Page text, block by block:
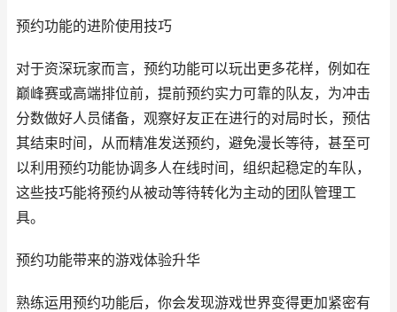
预约功能的进阶使用技巧
对于资深玩家而言，预约功能可以玩出更多花样，例如在
巅峰赛或高端排位前，提前预约实力可靠的队友，为冲击
分数做好人员储备，观察好友正在进行的对局时长，预估
其结束时间，从而精准发送预约，避免漫长等待，甚至可
以利用预约功能协调多人在线时间，组织起稳定的车队，
这些技巧能将预约从被动等待转化为主动的团队管理工
具。
预约功能带来的游戏体验升华
熟练运用预约功能后，你会发现游戏世界变得更加紧密有